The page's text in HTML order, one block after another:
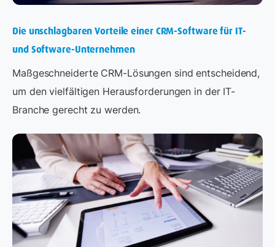
Die unschlagbaren Vorteile einer CRM-Software für IT-
und Software-Unternehmen
Maßgeschneiderte CRM-Lösungen sind entscheidend,
um den vielfältigen Herausforderungen in der IT-
Branche gerecht zu werden.